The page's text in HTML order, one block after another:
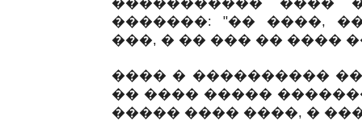
�������: "�� ����,
���, � �� ��� �� ����
���� � ����������
�� ���� �����
����� ���� ����, �